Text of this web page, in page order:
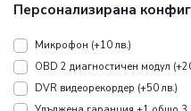
Персонализирана
Микрофон (+10 лв.)
OBD 2 диагностичен модул
DVR видеорекордер (+50 лв.)